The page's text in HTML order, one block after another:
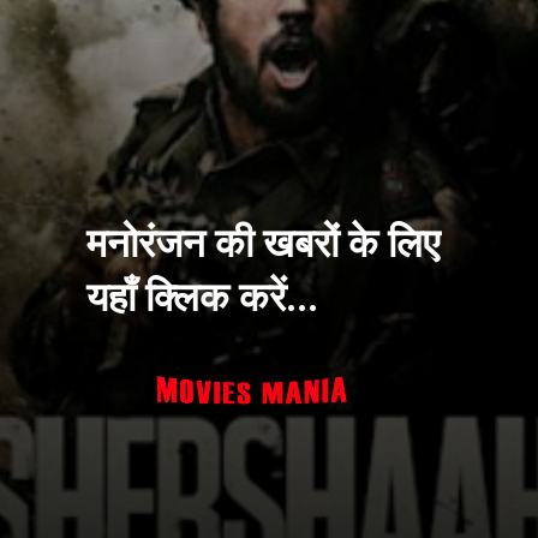
मनोरंजन की खबरों के लिए
यहाँ क्लिक करें...